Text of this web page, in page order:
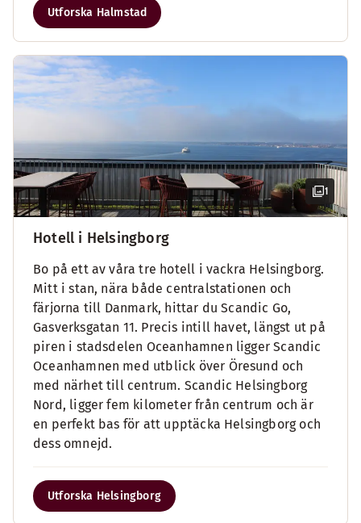
Utforska Halmstad
1
Hotell i Helsingborg
Bo på ett av våra tre hotell i vackra Helsingborg.
Mitt i stan, nära både centralstationen och
färjorna till Danmark, hittar du Scandic Go,
Gasverksgatan 11. Precis intill havet, längst ut på
piren i stadsdelen Oceanhamnen ligger Scandic
Oceanhamnen med utblick över Öresund och
med närhet till centrum. Scandic Helsingborg
Nord, ligger fem kilometer från centrum och är
en perfekt bas för att upptäcka Helsingborg och
dess omnejd.
Utforska Helsingborg